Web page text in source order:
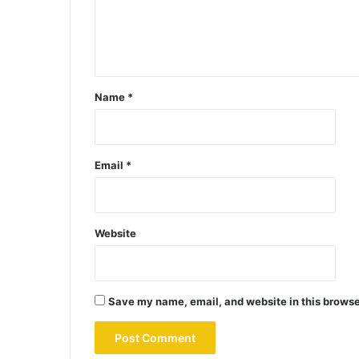
Name *
Email *
Website
Save my name, email, and website in this